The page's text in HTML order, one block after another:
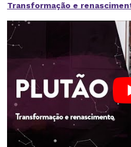
Transformação e